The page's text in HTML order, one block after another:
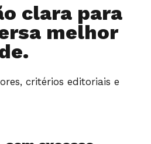
clara para
melhor
critérios editoriais e